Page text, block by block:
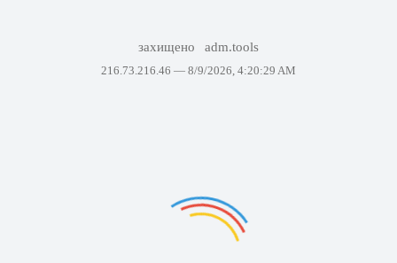
захищено adm.tools
216.73.216.46 — 8/9/2026, 4:20:29 AM